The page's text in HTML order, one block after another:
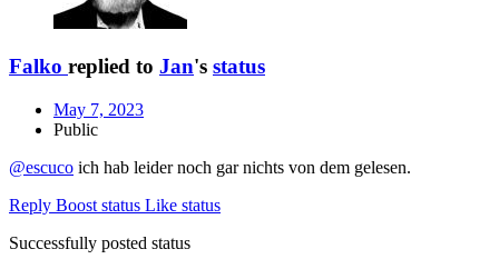
Falko replied to Jan's status
May 7, 2023
Public
@escuco ich hab leider noch gar nichts von dem gelesen.
Reply Boost status Like status
Successfully posted status